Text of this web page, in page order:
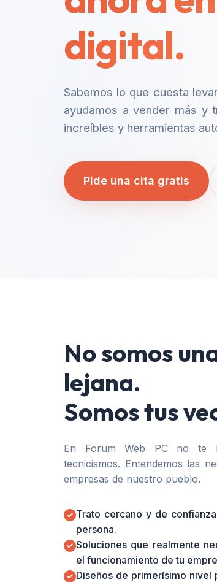
digital.
Sabemos lo que cuesta
ayudamos a vender más y
increíbles y herramientas
Pide una cita gratis
No somos
lejana.
Somos tus
En Forum Web PC no te
tecnicismos. Entendemos las
empresas de nuestro pueblo.
Trato cercano y de
persona.
Soluciones que realmente
el funcionamiento de tu
Diseños de primerísimo